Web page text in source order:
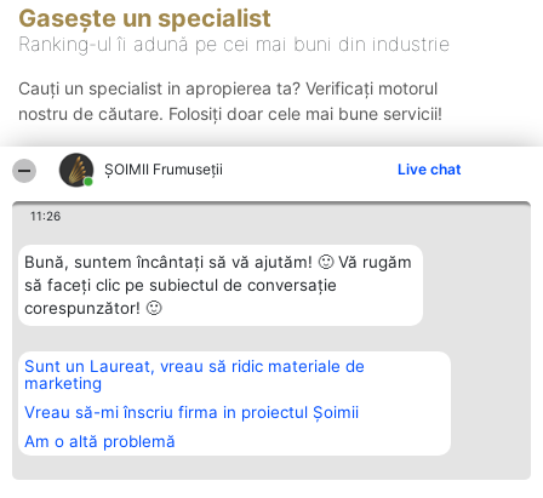
ȘOIMII Frumuseții Live chat
11:26
Bună, suntem încântați să vă ajutăm! 🙂 Vă rugăm
să faceți clic pe subiectul de conversație
corespunzător! 🙂
Sunt un Laureat, vreau să ridic materiale de
marketing
Vreau să-mi înscriu firma in proiectul Șoimii
Am o altă problemă
Gasește un specialist
Ranking-ul îi adună pe cei mai buni din industrie
Cauți un specialist in apropierea ta? Verificați motorul
nostru de căutare. Folosiți doar cele mai bune servicii!
Organizator Ranking
BRIGHT SOLUTIONS BR SRL
Aleea Timisul De Sus 2 Bl. A30
Sc. A Et. 4 Ap. 13 Cod 061952
București
CUI 36737675
Plebiscyt
Lista Tuturor
Laureaților
Statut
Contact